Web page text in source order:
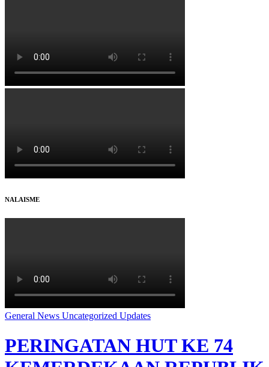
NALAISME
General News Uncategorized Updates
PERINGATAN HUT KE 74